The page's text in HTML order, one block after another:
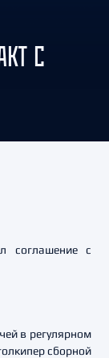
С
соглашение с
в регулярном
сборной